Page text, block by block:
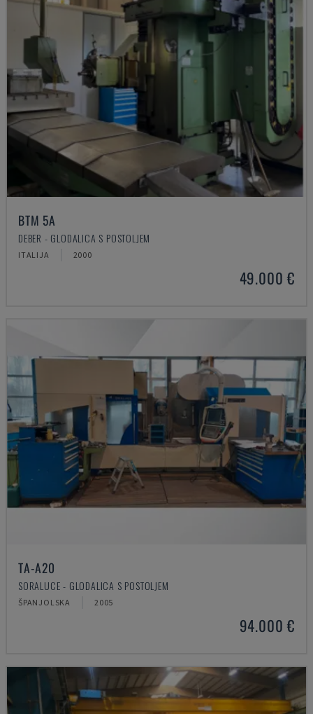
BTM 5A
DEBER - GLODALICA S POSTOLJEM
ITALIJA 2000
49.000 €
TA-A20
SORALUCE - GLODALICA S POSTOLJEM
ŠPANJOLSKA 2005
94.000 €